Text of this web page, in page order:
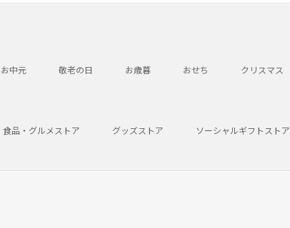
お中元 敬老の日 お歳暮 おせち クリスマス
食品・グルメストア グッズストア ソーシャルギフトストア